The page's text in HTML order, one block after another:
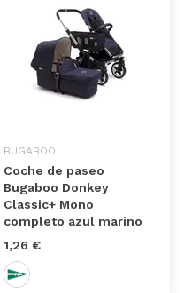
BUGABOO
Coche de paseo
Bugaboo Donkey
Classic+ Mono
completo azul marino
1,26 €